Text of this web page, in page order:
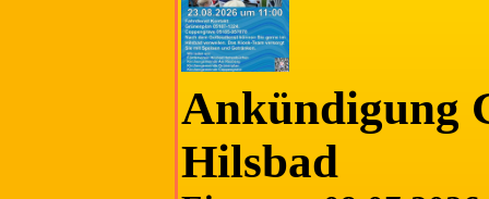
Ankündigung
Hilsbad